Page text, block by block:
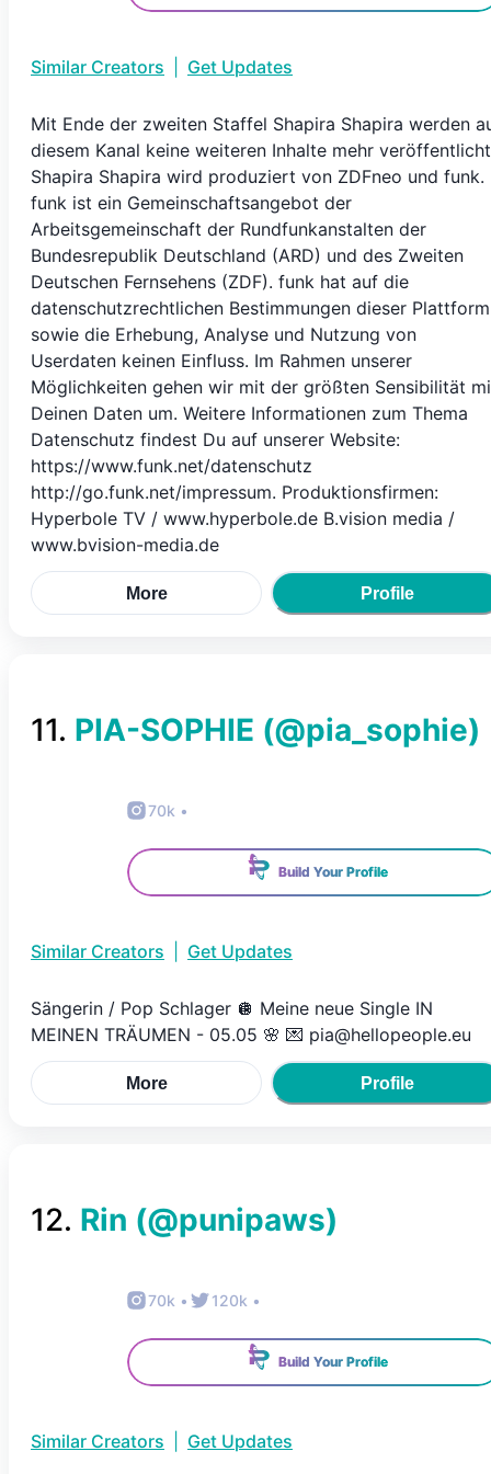
Similar Creators Get Updates
Mit Ende der zweiten Staffel Shapira Shapira werden
diesem Kanal keine weiteren Inhalte mehr
Shapira Shapira wird produziert von ZDFneo und funk.
funk ist ein Gemeinschaftsangebot der
Arbeitsgemeinschaft der Rundfunkanstalten der
Bundesrepublik Deutschland (ARD) und des Zweiten
Deutschen Fernsehens (ZDF). funk hat auf die
datenschutzrechtlichen Bestimmungen dieser Plattform
sowie die Erhebung, Analyse und Nutzung von
Userdaten keinen Einfluss. Im Rahmen unserer
Möglichkeiten gehen wir mit der größten Sensibilität
Deinen Daten um. Weitere Informationen zum Thema
Datenschutz findest Du auf unserer Website:
https://www.funk.net/datenschutz
http://go.funk.net/impressum. Produktionsfirmen:
Hyperbole TV / www.hyperbole.de B.vision media /
www.bvision-media.de
More Profile
11. PIA-SOPHIE (@pia_sophie)
70k •
Build Your Profile
Similar Creators Get Updates
Sängerin / Pop Schlager 🪩 Meine neue Single IN
MEINEN TRÄUMEN - 05.05 🌸 💌 pia@hellopeople.eu
More Profile
12. Rin (@punipaws)
70k • 120k •
Build Your Profile
Similar Creators Get Updates